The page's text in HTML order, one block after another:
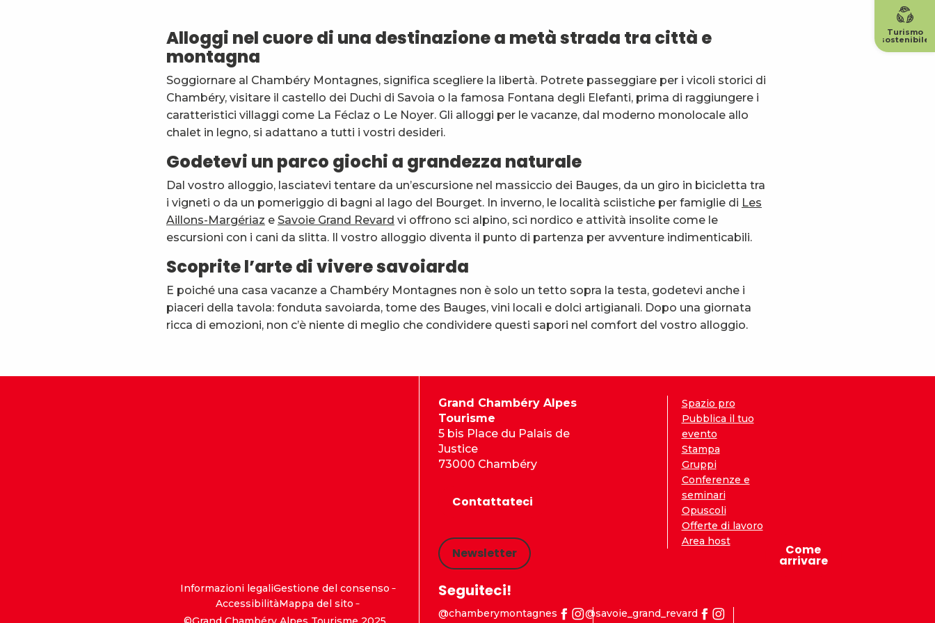
Turismo
sostenibile
Gîte de la Grenette - La Compagnie du Bourg
L’âtre de Susanne - Appartement 4 personnes - Lentes Susanne
Alloggi nel cuore di una destinazione a metà strada tra città e
montagna
Soggiornare al Chambéry Montagnes, significa scegliere la libertà. Potrete passeggiare per i vicoli storici di
Chambéry, visitare il castello dei Duchi di Savoia o la famosa Fontana degli Elefanti, prima di raggiungere i
caratteristici villaggi come La Féclaz o Le Noyer. Gli alloggi per le vacanze, dal moderno monolocale allo
chalet in legno, si adattano a tutti i vostri desideri.
Godetevi un parco giochi a grandezza naturale
Dal vostro alloggio, lasciatevi tentare da un’escursione nel massiccio dei Bauges, da un giro in bicicletta tra
i vigneti o da un pomeriggio di bagni al lago del Bourget. In inverno, le località sciistiche per famiglie di Les
Aillons-Margériaz e Savoie Grand Revard vi offrono sci alpino, sci nordico e attività insolite come le
escursioni con i cani da slitta. Il vostro alloggio diventa il punto di partenza per avventure indimenticabili.
Scoprite l’arte di vivere savoiarda
E poiché una casa vacanze a Chambéry Montagnes non è solo un tetto sopra la testa, godetevi anche i
piaceri della tavola: fonduta savoiarda, tome des Bauges, vini locali e dolci artigianali. Dopo una giornata
ricca di emozioni, non c’è niente di meglio che condividere questi sapori nel comfort del vostro alloggio.
Informazioni legaliGestione del consenso
AccessibilitàMappa del sito
Grand Chambéry Alpes
Tourisme
5 bis Place du Palais de
Justice
73000 Chambéry
Contattateci
Newsletter
Spazio pro
Pubblica il tuo
evento
Stampa
Gruppi
Conferenze e
seminari
Opuscoli
Offerte di lavoro
Area host
Seguiteci!
@chamberymontagnes
@savoie_grand_revard
Come
arrivare